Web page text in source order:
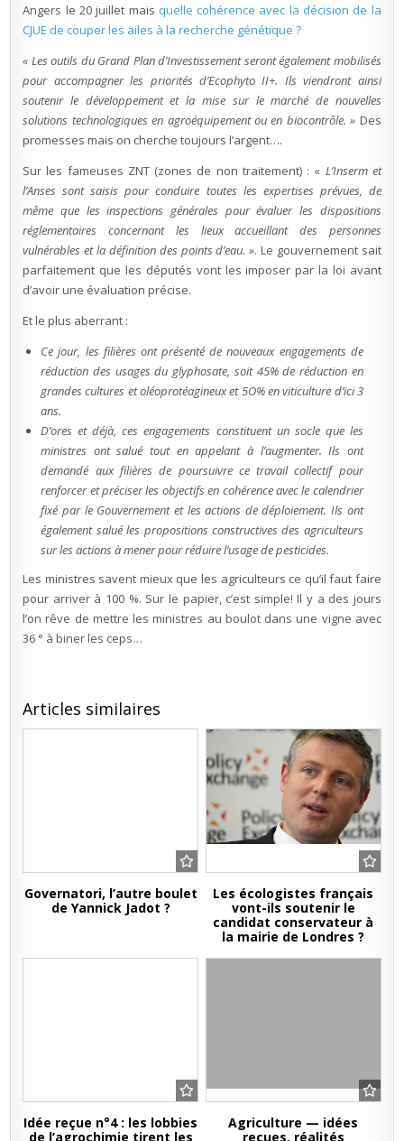
Angers le 20 juillet mais quelle cohérence avec la décision de la
CJUE de couper les ailes à la recherche génétique ?
« Les outils du Grand Plan d’Investissement seront également mobilisés
pour accompagner les priorités d’Ecophyto II+. Ils viendront ainsi
soutenir le développement et la mise sur le marché de nouvelles
solutions technologiques en agroéquipement ou en biocontrôle. » Des
promesses mais on cherche toujours l’argent….
Sur les fameuses ZNT (zones de non traitement) : « L’Inserm et
l’Anses sont saisis pour conduire toutes les expertises prévues, de
même que les inspections générales pour évaluer les dispositions
réglementaires concernant les lieux accueillant des personnes
vulnérables et la définition des points d’eau. ». Le gouvernement sait
parfaitement que les députés vont les imposer par la loi avant
d’avoir une évaluation précise.
Et le plus aberrant :
Ce jour, les filières ont présenté de nouveaux engagements de
réduction des usages du glyphosate, soit 45% de réduction en
grandes cultures et oléoprotéagineux et 5O% en viticulture d’ici 3
ans.
D’ores et déjà, ces engagements constituent un socle que les
ministres ont salué tout en appelant à l’augmenter. Ils ont
demandé aux filières de poursuivre ce travail collectif pour
renforcer et préciser les objectifs en cohérence avec le calendrier
fixé par le Gouvernement et les actions de déploiement. Ils ont
également salué les propositions constructives des agriculteurs
sur les actions à mener pour réduire l’usage de pesticides.
Les ministres savent mieux que les agriculteurs ce qu’il faut faire
pour arriver à 100 %. Sur le papier, c’est simple! Il y a des jours
l’on rêve de mettre les ministres au boulot dans une vigne avec
36 ° à biner les ceps…
Articles similaires
Governatori, l’autre boulet
de Yannick Jadot ?
Les écologistes français
vont-ils soutenir le
candidat conservateur à
la mairie de Londres ?
Idée reçue n°4 : les lobbies
de l’agrochimie tirent les
Agriculture — idées
recues, réalités